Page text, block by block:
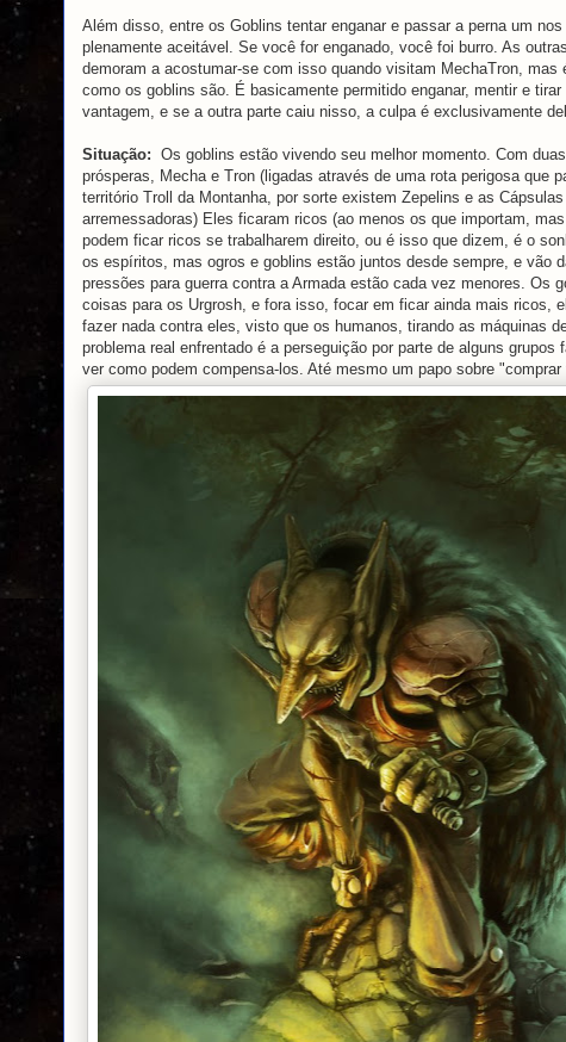
Além disso, entre os Goblins tentar enganar e passar a perna um
plenamente aceitável. Se você for enganado, você foi burro. As
demoram a acostumar-se com isso quando visitam MechaTron, mas
como os goblins são. É basicamente permitido enganar, mentir e tirar
vantagem, e se a outra parte caiu nisso, a culpa é exclusivamente
Situação: Os goblins estão vivendo seu melhor momento. Com
prósperas, Mecha e Tron (ligadas através de uma rota perigosa que
território Troll da Montanha, por sorte existem Zepelins e as Cápsulas
arremessadoras) Eles ficaram ricos (ao menos os que importam,
podem ficar ricos se trabalharem direito, ou é isso que dizem, é o
os espíritos, mas ogros e goblins estão juntos desde sempre, e
pressões para guerra contra a Armada estão cada vez menores. Os
coisas para os Urgrosh, e fora isso, focar em ficar ainda mais ricos,
fazer nada contra eles, visto que os humanos, tirando as máquinas
problema real enfrentado é a perseguição por parte de alguns
ver como podem compensa-los. Até mesmo um papo sobre